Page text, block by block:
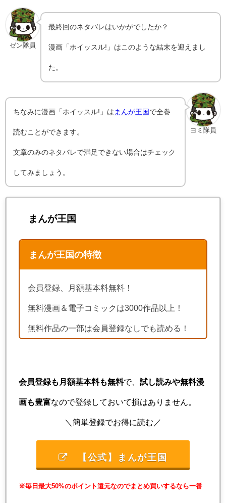
ゼン隊員
最終回のネタバレはいかがでしたか？
漫画「ホイッスル!」はこのような結末を迎えまし
た。
ヨミ隊員
ちなみに漫画「ホイッスル!」は まんが王国 で全巻
読むことができます。
文章のみのネタバレで満足できない場合はチェック
してみましょう。
まんが王国
まんが王国の特徴
会員登録、月額基本料無料！
無料漫画＆電子コミックは3000作品以上！
無料作品の一部は会員登録なしでも読める！
会員登録も月額基本料も無料で、 試し読みや無料漫
画も豊富なので登録しておいて損はありません。
＼簡単登録でお得に読む／
【公式】まんが王国
※毎日最大50%のポイント還元なのでまとめ買いするなら一番